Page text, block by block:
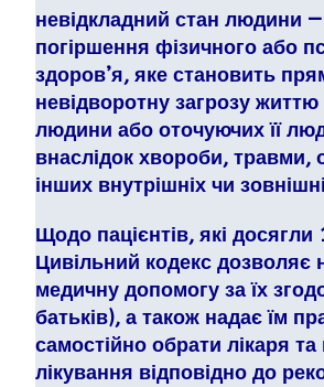
невідкладний стан людини
погіршення фізичного або
здоров’я, яке становить
невідворотну загрозу
людини або оточуючих її
внаслідок хвороби, травми,
інших внутрішніх чи
Щодо пацієнтів, які досягли
Цивільний кодекс дозволяє
медичну допомогу за їх
батьків), а також надає їм
самостійно обрати лікаря
лікування відповідно до